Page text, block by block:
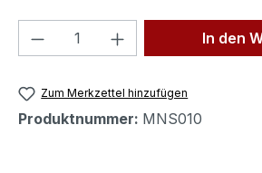
Produkt Anzahl: GibIn den
Zum Merkzettel hinzufügen
Produktnummer: MNS010